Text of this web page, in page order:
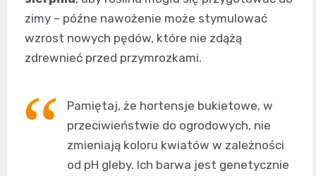
zimy – późne nawożenie może stymulować
wzrost nowych pędów, które nie zdążą
zdrewnieć przed przymrozkami.
Pamiętaj, że hortensje bukietowe, w
przeciwieństwie do ogrodowych, nie
zmieniają koloru kwiatów w zależności
od pH gleby. Ich barwa jest genetycznie